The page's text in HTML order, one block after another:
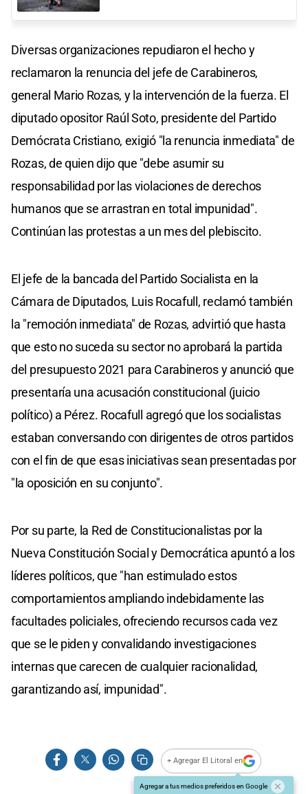
Diversas organizaciones repudiaron el hecho y
reclamaron la renuncia del jefe de Carabineros,
general Mario Rozas, y la intervención de la fuerza. El
diputado opositor Raúl Soto, presidente del Partido
Demócrata Cristiano, exigió "la renuncia inmediata" de
Rozas, de quien dijo que "debe asumir su
responsabilidad por las violaciones de derechos
humanos que se arrastran en total impunidad".
Continúan las protestas a un mes del plebiscito.
El jefe de la bancada del Partido Socialista en la
Cámara de Diputados, Luis Rocafull, reclamó también
la "remoción inmediata" de Rozas, advirtió que hasta
que esto no suceda su sector no aprobará la partida
del presupuesto 2021 para Carabineros y anunció que
presentaría una acusación constitucional (juicio
político) a Pérez. Rocafull agregó que los socialistas
estaban conversando con dirigentes de otros partidos
con el fin de que esas iniciativas sean presentadas por
"la oposición en su conjunto".
Por su parte, la Red de Constitucionalistas por la
Nueva Constitución Social y Democrática apuntó a los
líderes políticos, que "han estimulado estos
comportamientos ampliando indebidamente las
facultades policiales, ofreciendo recursos cada vez
que se le piden y convalidando investigaciones
internas que carecen de cualquier racionalidad,
garantizando así, impunidad".
+ Agregar El Litoral en
Agregar a tus medios preferidos en Google